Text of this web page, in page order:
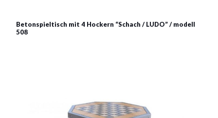
Betonspieltisch mit 4 Hockern “Schach / LUDO” / modell
508
Material: